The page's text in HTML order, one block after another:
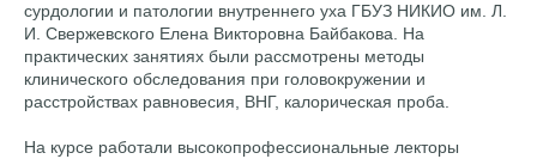
сурдологии и патологии внутреннего уха ГБУЗ НИКИО им. Л.
И. Свержевского Елена Викторовна Байбакова. На
практических занятиях были рассмотрены методы
клинического обследования при головокружении и
расстройствах равновесия, ВНГ, калорическая проба.
На курсе работали высокопрофессиональные лекторы